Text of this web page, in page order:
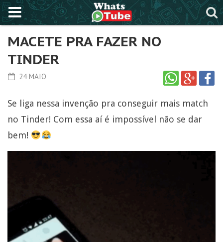
MACETE PRA FAZER NO
TINDER
24 MAIO
Se liga nessa invenção pra conseguir mais match
no Tinder! Com essa aí é impossível não se dar
bem!